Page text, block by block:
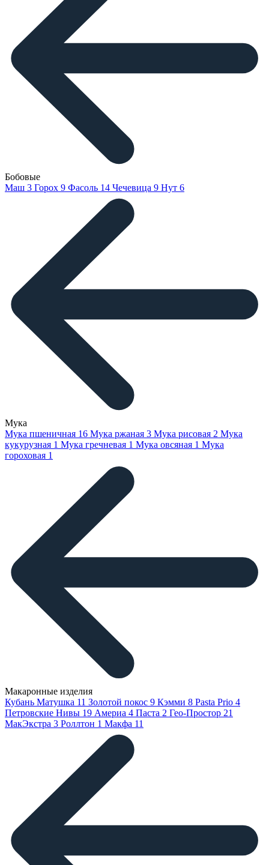
Бобовые
Маш 3 Горох 9 Фасоль 14 Чечевица 9 Нут 6
Мука
Мука пшеничная 16 Мука ржаная 3 Мука рисовая 2 Мука
кукурузная 1 Мука гречневая 1 Мука овсяная 1 Мука
гороховая 1
Макаронные изделия
Кубань Матушка 11 Золотой покос 9 Кэмми 8 Pasta Prio 4
Петровские Нивы 19 Америа 4 Паста 2 Гео-Простор 21
МакЭкстра 3 Роллтон 1 Макфа 11